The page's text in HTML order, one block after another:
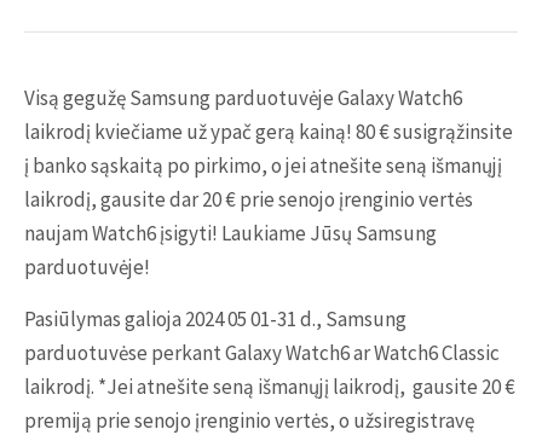
Visą gegužę Samsung parduotuvėje Galaxy Watch6
laikrodį kviečiame už ypač gerą kainą! 80 € susigrąžinsite
į banko sąskaitą po pirkimo, o jei atnešite seną išmanųjį
laikrodį, gausite dar 20 € prie senojo įrenginio vertės
naujam Watch6 įsigyti! Laukiame Jūsų Samsung
parduotuvėje!
Pasiūlymas galioja 2024 05 01-31 d., Samsung
parduotuvėse perkant Galaxy Watch6 ar Watch6 Classic
laikrodį. *Jei atnešite seną išmanųjį laikrodį, gausite 20 €
premiją prie senojo įrenginio vertės, o užsiregistravę